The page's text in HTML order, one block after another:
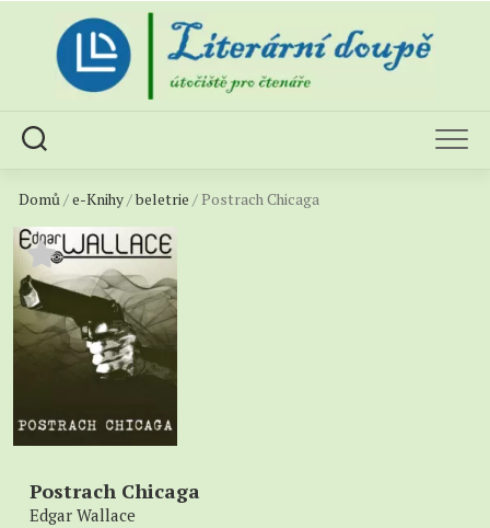
content
Domů/e-Knihy/beletrie / Postrach Chicaga
Postrach Chicaga
Edgar Wallace